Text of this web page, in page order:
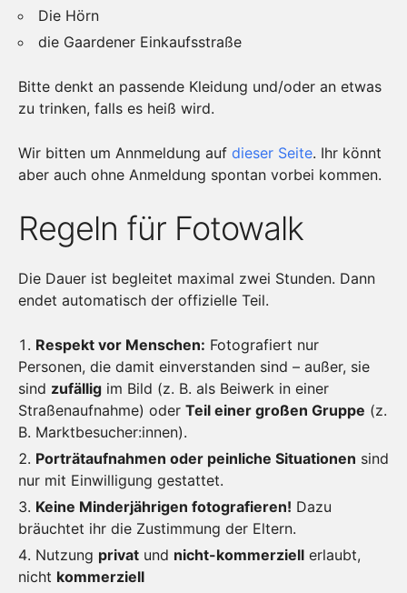
Die Hörn
die Gaardener Einkaufsstraße
Bitte denkt an passende Kleidung und/oder an etwas
zu trinken, falls es heiß wird.
Wir bitten um Annmeldung auf dieser Seite. Ihr könnt
aber auch ohne Anmeldung spontan vorbei kommen.
Regeln für Fotowalk
Die Dauer ist begleitet maximal zwei Stunden. Dann
endet automatisch der offizielle Teil.
Respekt vor Menschen: Fotografiert nur
Personen, die damit einverstanden sind – außer, sie
sind zufällig im Bild (z. B. als Beiwerk in einer
Straßenaufnahme) oder Teil einer großen Gruppe (z.
B. Marktbesucher:innen).
Porträtaufnahmen oder peinliche Situationen sind
nur mit Einwilligung gestattet.
Keine Minderjährigen fotografieren! Dazu
bräuchtet ihr die Zustimmung der Eltern.
Nutzung privat und nicht-kommerziell erlaubt,
nicht kommerziell